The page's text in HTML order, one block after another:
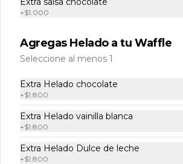
$16.000$18.400
+$1.000
Agregas Helado a tu Waffle
Seleccione al menos 1
Extra Helado chocolate
+$1.800
Extra Helado vainilla blanca
+$1.800
Extra Helado Dulce de leche
+$1.800